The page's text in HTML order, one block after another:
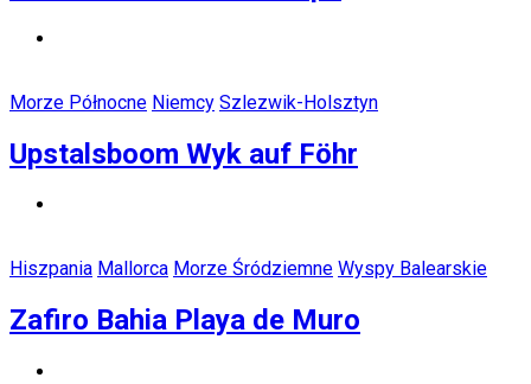
Morze Północne Niemcy Szlezwik-Holsztyn
Upstalsboom Wyk auf Föhr
Hiszpania Mallorca Morze Śródziemne Wyspy Balearskie
Zafiro Bahia Playa de Muro